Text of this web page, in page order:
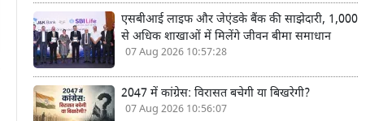
एसबीआई लाइफ और जेएंडके बैंक की साझेदारी, 1,000
से अधिक शाखाओं में मिलेंगे जीवन बीमा समाधान
07 Aug 2026 10:57:28
2047 में कांग्रेस: विरासत बचेगी या बिखरेगी?
07 Aug 2026 10:56:07